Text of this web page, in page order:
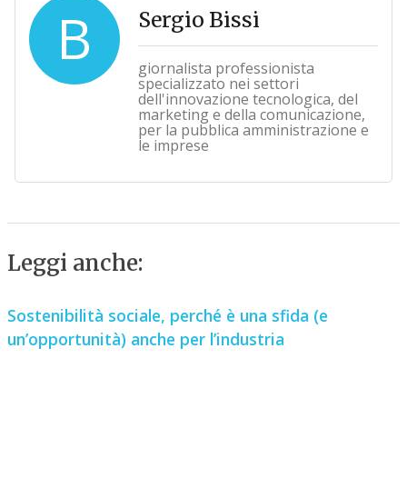
B Sergio Bissi
giornalista professionista
specializzato nei settori
dell'innovazione tecnologica, del
marketing e della comunicazione,
per la pubblica amministrazione e
le imprese
Leggi anche:
Sostenibilità sociale, perché è una sfida (e
un’opportunità) anche per l’industria